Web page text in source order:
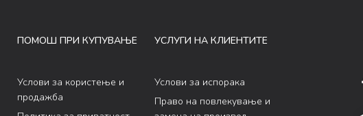
ПОМОШ ПРИ КУПУВАЊЕ
Услови за користење и
продажба
УСЛУГИ НА КЛИЕНТИТЕ
Услови за испорака
Право на повлекување и